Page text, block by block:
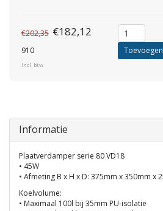
€202,35 €182,12
910
Incl. btw
Informatie
Plaatverdamper serie 80 VD18
• 45W
• Afmeting B x H x D: 375mm x 350mm x
Koelvolume:
• Maximaal 100l bij 35mm PU-isolatie